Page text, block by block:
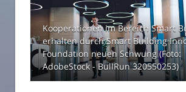
Kooperationen im Bereich Smart
erhalten durch Smart Building
Foundation neuen Schwung (Foto:
AdobeStock - BullRun 320550253)